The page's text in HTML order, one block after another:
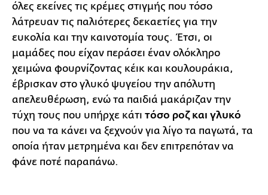
όλες εκείνες τις κρέμες στιγμής που τόσο
λάτρευαν τις παλιότερες δεκαετίες για την
ευκολία και την καινοτομία τους. Έτσι, οι
μαμάδες που είχαν περάσει έναν ολόκληρο
χειμώνα φουρνίζοντας κέικ και κουλουράκια,
έβρισκαν στο γλυκό ψυγείου την απόλυτη
απελευθέρωση, ενώ τα παιδιά μακάριζαν την
τύχη τους που υπήρχε κάτι τόσο ροζ και γλυκό
που να τα κάνει να ξεχνούν για λίγο τα παγωτά, τα
οποία ήταν μετρημένα και δεν επιτρεπόταν να
φάνε ποτέ παραπάνω.